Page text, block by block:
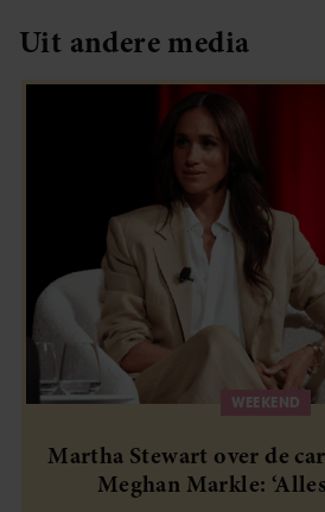
Uit andere media
WEEKEND
Martha Stewart over de
Meghan Markle: